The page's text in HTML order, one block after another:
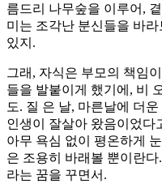
름드리 나무숲을 이루어,
미는 조각난 분신들을 바
있지.
그래, 자식은 부모의 책임
들을 발붙이게 했기에, 비
도. 질 은 날, 마른날에 더
인생이 잘살아 왔음이었다
아무 욕심 없이 평온하게
은 조용히 바래볼 뿐이란다
라는 꿈을 꾸면서.